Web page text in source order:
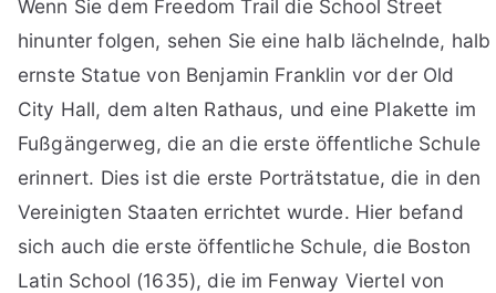
Wenn Sie dem Freedom Trail die School Street
hinunter folgen, sehen Sie eine halb lächelnde, halb
ernste Statue von Benjamin Franklin vor der Old
City Hall, dem alten Rathaus, und eine Plakette im
Fußgängerweg, die an die erste öffentliche Schule
erinnert. Dies ist die erste Porträtstatue, die in den
Vereinigten Staaten errichtet wurde. Hier befand
sich auch die erste öffentliche Schule, die Boston
Latin School (1635), die im Fenway Viertel von